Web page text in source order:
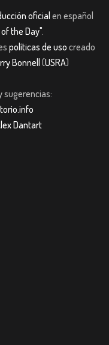
oficial en español
the Day".
políticas de uso creado
Bonnell (USRA)
sugerencias:
Dantart